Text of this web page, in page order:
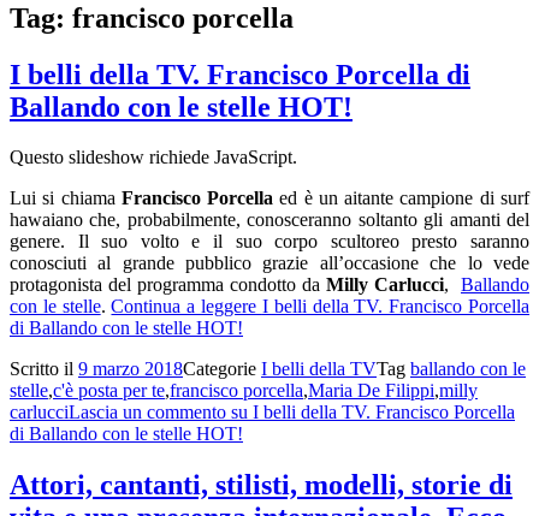
Tag: francisco porcella
I belli della TV. Francisco Porcella di
Ballando con le stelle HOT!
Questo slideshow richiede JavaScript.
Lui si chiama Francisco Porcella ed è un aitante campione di surf
hawaiano che, probabilmente, conosceranno soltanto gli amanti del
genere. Il suo volto e il suo corpo scultoreo presto saranno
conosciuti al grande pubblico grazie all’occasione che lo vede
protagonista del programma condotto da Milly Carlucci, Ballando
con le stelle.Continua a leggere I belli della TV. Francisco Porcella
di Ballando con le stelle HOT!
Scritto il 9 marzo 2018Categorie I belli della TVTag ballando con le
stelle,c'è posta per te,francisco porcella,Maria De Filippi,milly
carlucciLascia un commento su I belli della TV. Francisco Porcella
di Ballando con le stelle HOT!
Attori, cantanti, stilisti, modelli, storie di